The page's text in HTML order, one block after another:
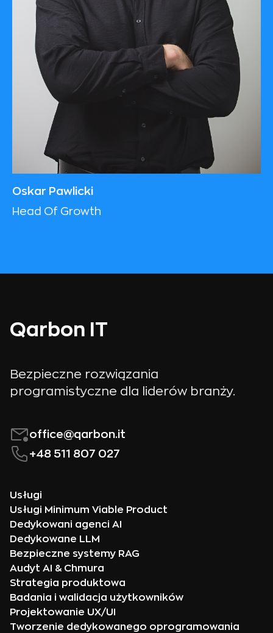
Oskar Pawlicki
Head Of Growth
Qarbon IT
Bezpieczne rozwiązania
programistyczne dla liderów branży.
office@qarbon.it
+48 511 807 027
Usługi
Usługi Minimum Viable Product
Dedykowani agenci AI
Dedykowane LLM
Bezpieczne systemy RAG
Audyt AI & Chmura
Strategia produktowa
Badania i walidacja użytkowników
Projektowanie UX/UI
Tworzenie dedykowanego oprogramowania